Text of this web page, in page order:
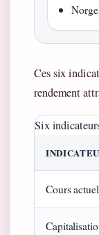
Ces six
rendement
Six
Cours actuel